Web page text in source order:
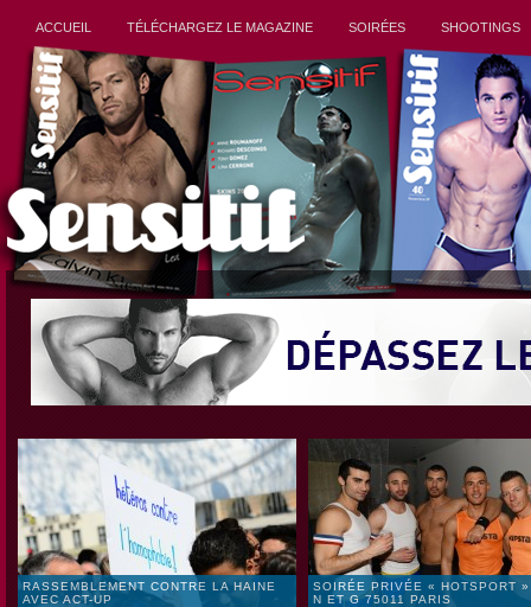
ACCUEIL TÉLÉCHARGEZ LE MAGAZINE SOIRÉES SHOOTINGS
RASSEMBLEMENT CONTRE LA HAINE
AVEC ACT-UP
SOIRÉE PRIVÉE « HOTSPORT
N ET G 75011 PARIS